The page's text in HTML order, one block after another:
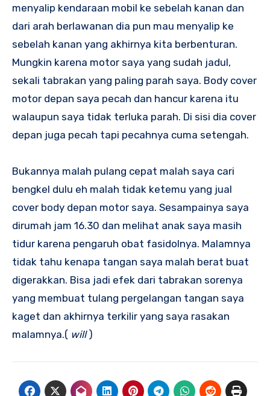
menyalip kendaraan mobil ke sebelah kanan dan
dari arah berlawanan dia pun mau menyalip ke
sebelah kanan yang akhirnya kita berbenturan.
Mungkin karena motor saya yang sudah jadul,
sekali tabrakan yang paling parah saya. Body cover
motor depan saya pecah dan hancur karena itu
walaupun saya tidak terluka parah. Di sisi dia cover
depan juga pecah tapi pecahnya cuma setengah.
Bukannya malah pulang cepat malah saya cari
bengkel dulu eh malah tidak ketemu yang jual
cover body depan motor saya. Sesampainya saya
dirumah jam 16.30 dan melihat anak saya masih
tidur karena pengaruh obat fasidolnya. Malamnya
tidak tahu kenapa tangan saya malah berat buat
digerakkan. Bisa jadi efek dari tabrakan sorenya
yang membuat tulang pergelangan tangan saya
kaget dan akhirnya terkilir yang saya rasakan
malamnya.( will)